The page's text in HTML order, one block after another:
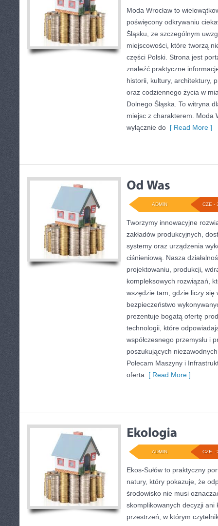
Moda Wrocław to
poświęcony odkrywaniu
Śląsku, ze szczególnym
miejscowości, które tworzą
części Polski. Strona jest
znaleźć praktyczne
historii, kultury, architektury,
oraz codziennego życia w
Dolnego Śląska. To witryna
miejsc z charakterem. Moda
wyłącznie do [ Read More ]
CZE -
ADMIN
Tworzymy innowacyjne
zakładów produkcyjnych,
systemy oraz urządzenia
ciśnieniową. Nasza
projektowaniu, produkcji,
kompleksowych rozwiązań,
wszędzie tam, gdzie liczy się
bezpieczeństwo
prezentuje bogatą ofertę
technologii, które
współczesnego przemysłu i
poszukujących
Polecam Maszyny i
oferta [ Read More ]
CZE -
ADMIN
Ekos-Sułów to praktyczny
natury, który pokazuje, że
środowisko nie musi
skomplikowanych decyzji ani
przestrzeń, w którym